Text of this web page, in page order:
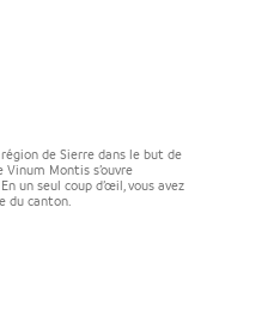
de Sierre dans le but de
Montis s’ouvre
un seul coup d’œil, vous avez
du canton.